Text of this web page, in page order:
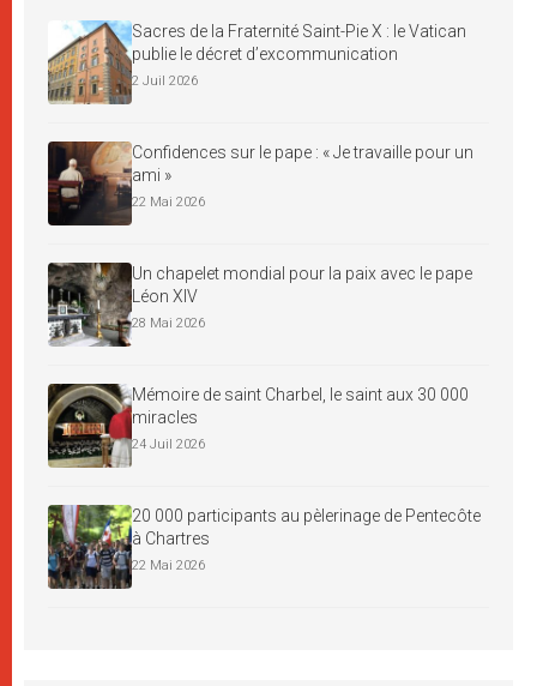
Sacres de la Fraternité Saint-Pie X : le Vatican
publie le décret d’excommunication
2 Juil 2026
Confidences sur le pape : « Je travaille pour un
ami »
22 Mai 2026
Un chapelet mondial pour la paix avec le pape
Léon XIV
28 Mai 2026
Mémoire de saint Charbel, le saint aux 30 000
miracles
24 Juil 2026
20 000 participants au pèlerinage de Pentecôte
à Chartres
22 Mai 2026